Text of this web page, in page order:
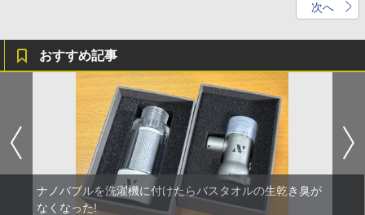
次へ
おすすめ記事
ナノバブルを洗濯機に付けたらバスタオルの生乾き臭が
なくなった!